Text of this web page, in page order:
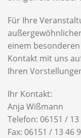
Für Ihre
einem
Kontakt mit uns
Ihren
Ihr Kontakt:
Anja Wißmann
Telefon: 06151 / 13
Fax: 06151 / 13 46